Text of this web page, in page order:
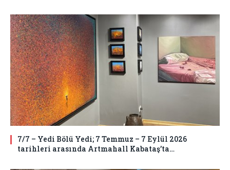
7/7 – Yedi Bölü Yedi; 7 Temmuz – 7 Eylül 2026
tarihleri arasında Artmahall Kabataş’ta…